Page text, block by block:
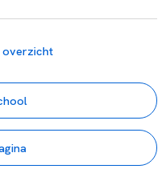
overzicht